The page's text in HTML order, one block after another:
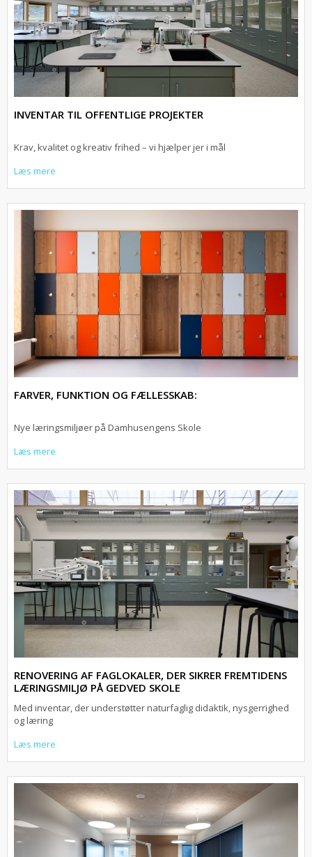
INVENTAR TIL OFFENTLIGE PROJEKTER
Krav, kvalitet og kreativ frihed – vi hjælper jer i mål
Læs mere
FARVER, FUNKTION OG FÆLLESSKAB:
Nye læringsmiljøer på Damhusengens Skole
Læs mere
RENOVERING AF FAGLOKALER, DER SIKRER FREMTIDENS
LÆRINGSMILJØ PÅ GEDVED SKOLE
Med inventar, der understøtter naturfaglig didaktik, nysgerrighed
og læring
Læs mere